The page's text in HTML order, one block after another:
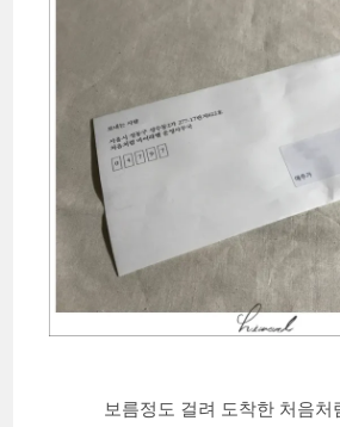
보름정도 걸려 도착한 처음처